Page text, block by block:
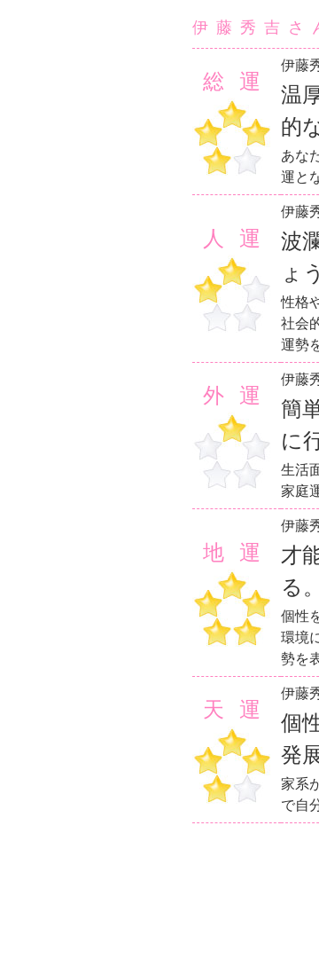
伊藤秀吉さ
総運
伊藤
温
的
あな
運と
人運
伊藤
波
ょ
性格
社会
運勢
外運
伊藤
簡
に
生活
家庭
地運
伊藤
才
る
個性
環境
勢を
天運
伊藤
個
発
家系
で自